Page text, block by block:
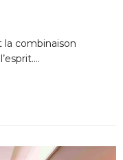
la combinaison